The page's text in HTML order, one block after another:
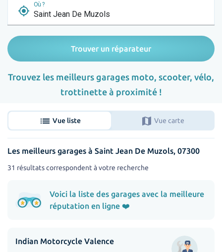
my_location
Où ?
Trouver un réparateur
Trouvez les meilleurs garages moto, scooter, vélo,
trottinette à proximité !
list Vue liste map Vue carte
Les meilleurs garages à Saint Jean De Muzols, 07300
31 résultats correspondent à votre recherche
Voici la liste des garages avec la meilleure
réputation en ligne ❤️
Indian Motorcycle Valence